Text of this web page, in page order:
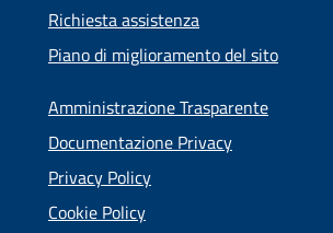
Richiesta assistenza
Piano di miglioramento del sito
Amministrazione Trasparente
Documentazione Privacy
Privacy Policy
Cookie Policy